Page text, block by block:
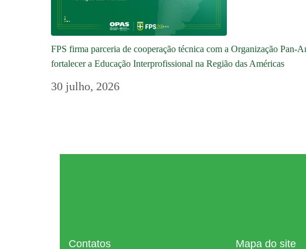
FPS firma parceria de cooperação técnica com a Organização Pan-
fortalecer a Educação Interprofissional na Região das Américas
30 julho, 2026
Contatos Mapa do site